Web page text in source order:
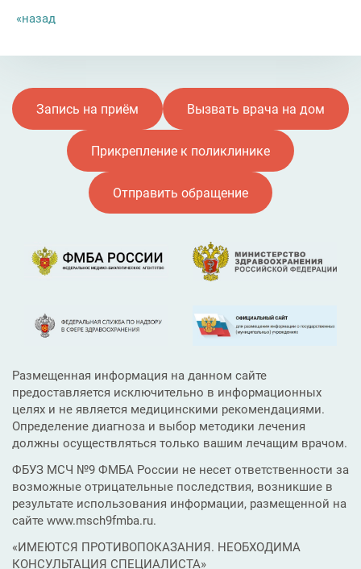
назад
Запись на приём Вызвать врача на дом
Прикрепление к поликлинике
Отправить обращение
Размещенная информация на данном сайте
предоставляется исключительно в информационных
целях и не является медицинскими рекомендациями.
Определение диагноза и выбор методики лечения
должны осуществляться только вашим лечащим врачом.
ФБУЗ МСЧ №9 ФМБА России не несет ответственности за
возможные отрицательные последствия, возникшие в
результате использования информации, размещенной на
сайте www.msch9fmba.ru.
«ИМЕЮТСЯ ПРОТИВОПОКАЗАНИЯ. НЕОБХОДИМА
КОНСУЛЬТАЦИЯ СПЕЦИАЛИСТА»